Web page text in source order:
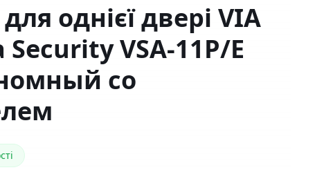
однієї двері VIA
VSA-11P/E
со